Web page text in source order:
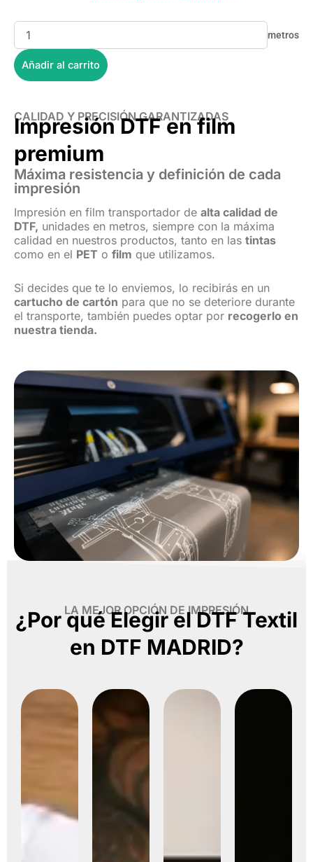
Añadir al carrito
CALIDAD Y PRECISIÓN GARANTIZADAS
Impresión DTF en film
premium
Máxima resistencia y definición de cada
impresión
Impresión en film transportador de alta calidad de
DTF, unidades en metros, siempre con la máxima
calidad en nuestros productos, tanto en las tintas
como en el PET o film que utilizamos.
Si decides que te lo enviemos, lo recibirás en un
cartucho de cartón para que no se deteriore durante
el transporte, también puedes optar por recogerlo en
nuestra tienda.
LA MEJOR OPCIÓN DE IMPRESIÓN
¿Por qué Elegir el DTF Textil
en DTF MADRID?